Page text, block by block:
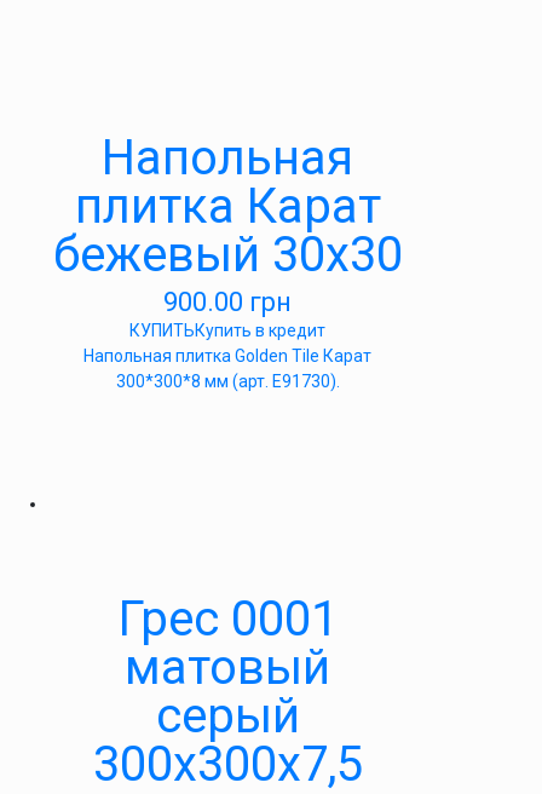
Напольная
плитка Карат
бежевый 30х30
900.00 грн
КУПИТЬКупить в кредит
Напольная плитка Golden Tile Карат
300*300*8 мм (арт. Е91730).
Грес 0001
матовый
серый
300х300х7,5